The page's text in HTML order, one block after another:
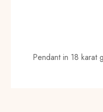
Pendant in 18 karat